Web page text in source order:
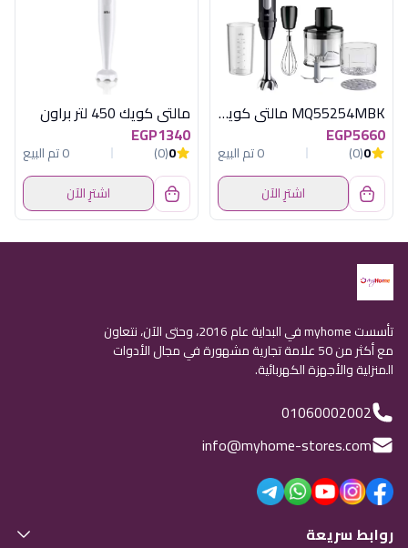
MQ55254MBK مالتى كويك 1000وات اسود براون
EGP5660
0
(0)
0 تم البيع
اشترِ الآن
مالتى كويك 450 لتر براون
EGP1340
0
(0)
0 تم البيع
اشترِ الآن
تأسست myhome في البداية عام 2016، وحتى الآن، نتعاون
مع أكثر من 50 علامة تجارية مشهورة في مجال الأدوات
المنزلية والأجهزة الكهربائية.
01060002002
info@myhome-stores.com
روابط سريعة